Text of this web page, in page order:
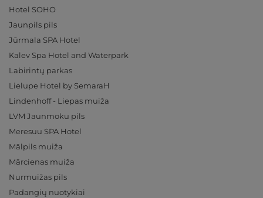
Hotel SOHO
Jaunpils pils
Jūrmala SPA Hotel
Kalev Spa Hotel and Waterpark
Labirintų parkas
Lielupe Hotel by SemaraH
Lindenhoff - Liepas muiža
LVM Jaunmoku pils
Meresuu SPA Hotel
Mālpils muiža
Mārcienas muiža
Nurmuižas pils
Padangių nuotykiai